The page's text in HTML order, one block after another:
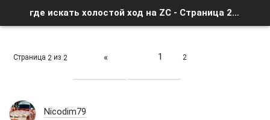
где искать холостой ход на ZC - Страница 2 - Список форумов
Страница 2 из 2 « 1 2
Nicodim79